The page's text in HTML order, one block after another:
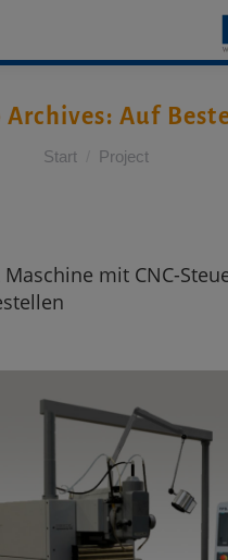
Archives:Auf
Sie befinden sich
Start Project
Maschine mit CNC-